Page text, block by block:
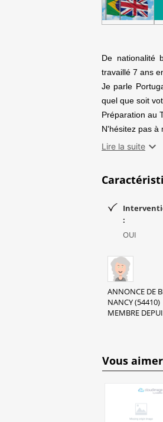
De nationalité
travaillé 7 ans
Je parle
quel que soit
Préparation au
N'hésitez pas à
Lire la suite 
:
OUI
ANNONCE DE
NANCY (54410)
MEMBRE
Vous